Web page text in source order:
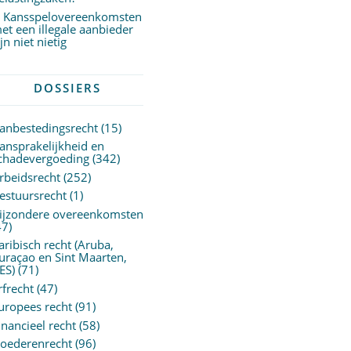
Kansspelovereenkomsten
een illegale aanbieder
niet nietig
DOSSIERS
(15)
en
(342)
(252)
(1)
overeenkomsten
recht (Aruba,
en Sint Maarten,
(71)
(47)
recht(91)
recht(58)
(96)